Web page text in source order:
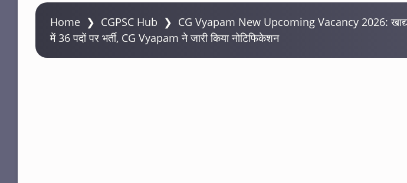
Home ❯ CGPSC Hub ❯ CG Vyapam New Upcoming Vacancy 2026: खाद्य
में 36 पदों पर भर्ती, CG Vyapam ने जारी किया नोटिफिकेशन